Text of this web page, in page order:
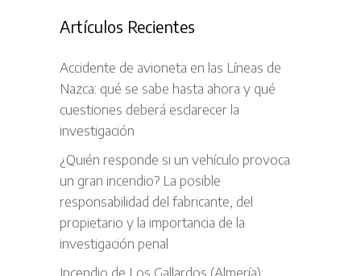
Artículos Recientes
Accidente de avioneta en las Líneas de
Nazca: qué se sabe hasta ahora y qué
cuestiones deberá esclarecer la
investigación
¿Quién responde si un vehículo provoca
un gran incendio? La posible
responsabilidad del fabricante, del
propietario y la importancia de la
investigación penal
Incendio de Los Gallardos (Almería):